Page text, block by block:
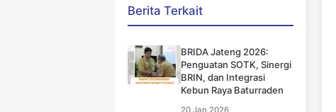
Berita Terkait
BRIDA Jateng 2026:
Penguatan SOTK, Sinergi
BRIN, dan Integrasi
Kebun Raya Baturraden
20 Jan 2026